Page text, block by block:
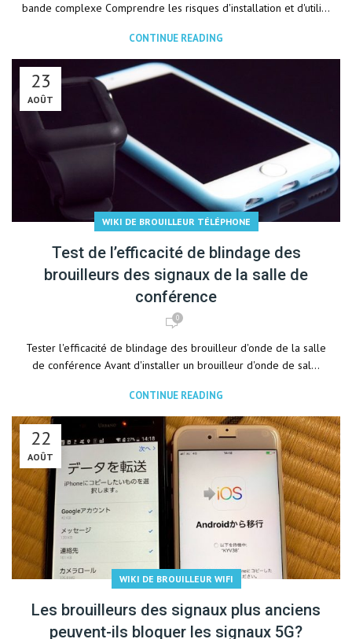
bande complexe Comprendre les risques d'installation et d'utili...
CONTINUE READING
23
AOÛT
WIKI DE BROUILLEUR TÉLÉPHONE
Test de l’efficacité de blindage des
brouilleurs des signaux de la salle de
conférence
0
Tester l'efficacité de blindage des brouilleur d'onde de la salle
de conférence Avant d'installer un brouilleur d'onde de sal...
CONTINUE READING
22
AOÛT
WIKI DE BROUILLEUR WIFI
Les brouilleurs des signaux plus anciens
peuvent-ils bloquer les signaux 5G?